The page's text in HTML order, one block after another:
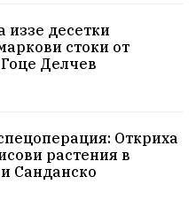
Добро дело
Апостолов
безопасност ГДБОП
Росен Желязков
иззе десетки
стоки от
Делчев
Откриха
растения в
Санданско